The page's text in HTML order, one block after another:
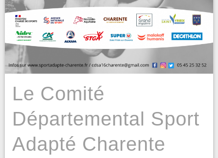
Le Comité
Départemental Sport
Adapté Charente